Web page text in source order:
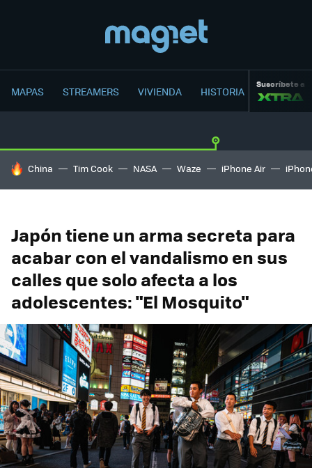
MAPAS STREAMERS VIVIENDA HISTORIA Suscríbete a
HOY SE HABLA DE
China Tim Cook NASA Waze iPhone Air
Japón tiene un arma secreta para
acabar con el vandalismo en sus
calles que solo afecta a los
adolescentes: "El Mosquito"